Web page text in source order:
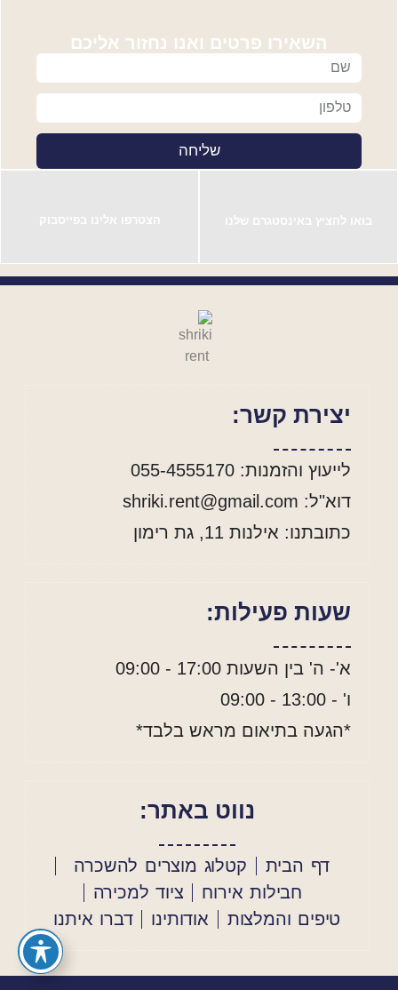
השאירו פרטים ואנו נחזור אליכם
שליחה
בואו להציץ באינסטגרם שלנו הצטרפו אלינו בפייסבוק
יצירת קשר:
לייעוץ והזמנות: 055-4555170
דוא"ל: shriki.rent@gmail.com
כתובתנו: אילנות 11, גת רימון
שעות פעילות:
א'- ה' בין השעות 17:00 - 09:00
ו' - 13:00 - 09:00
*הגעה בתיאום מראש בלבד*
נווט באתר:
דף הבית
קטלוג מוצרים להשכרה
חבילות אירוח
ציוד למכירה
טיפים והמלצות
אודותינו דברו איתנו